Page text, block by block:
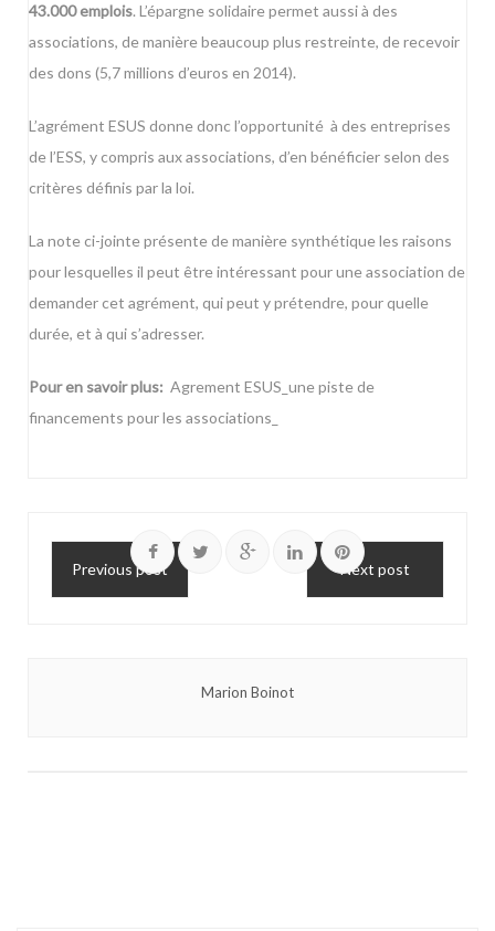
43.000 emplois. L’épargne solidaire permet aussi à des
associations, de manière beaucoup plus restreinte, de recevoir
des dons (5,7 millions d’euros en 2014).
L’agrément ESUS donne donc l’opportunité à des entreprises
de l’ESS, y compris aux associations, d’en bénéficier selon des
critères définis par la loi.
La note ci-jointeprésente de manière synthétique les raisons
pour lesquelles il peut être intéressant pour une association de
demander cet agrément, qui peut y prétendre, pour quelle
durée, et à qui s’adresser.
Pour en savoir plus: Agrement ESUS_une piste de
financements pour les associations_
Previous post Next post
Marion Boinot